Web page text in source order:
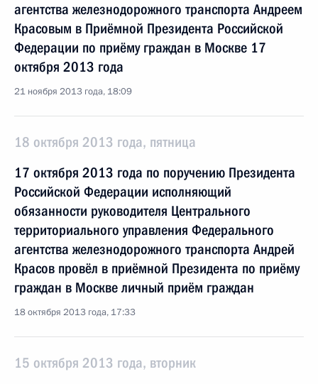
агентства железнодорожного транспорта Андреем
Красовым в Приёмной Президента Российской
Федерации по приёму граждан в Москве 17
октября 2013 года
21 ноября 2013 года, 18:09
18 октября 2013 года, пятница
17 октября 2013 года по поручению Президента
Российской Федерации исполняющий
обязанности руководителя Центрального
территориального управления Федерального
агентства железнодорожного транспорта Андрей
Красов провёл в приёмной Президента по приёму
граждан в Москве личный приём граждан
18 октября 2013 года, 17:33
15 октября 2013 года, вторник